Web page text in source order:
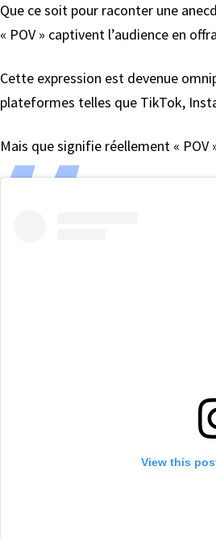
Que ce soit pour raconter une
« POV » captivent l’audience en
Cette expression est devenue
plateformes telles que TikTok,
Mais que signifie réellement «
View this